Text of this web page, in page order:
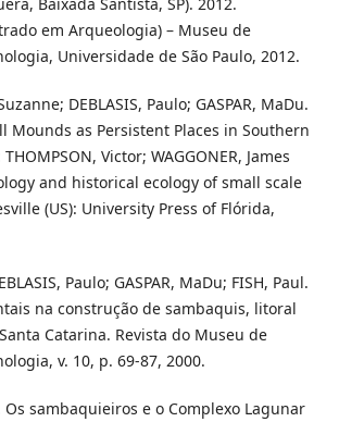
em Arqueologia) – Museu de
Universidade de São Paulo, 2012.
DEBLASIS, Paulo; GASPAR, MaDu.
Mounds as Persistent Places in Southern
Victor; WAGGONER, James
and historical ecology of small scale
(US): University Press of Flórida,
Paulo; GASPAR, MaDu; FISH, Paul.
na construção de sambaquis, litoral
Catarina. Revista do Museu de
v. 10, p. 69-87, 2000.
Os sambaquieiros e o Complexo Lagunar